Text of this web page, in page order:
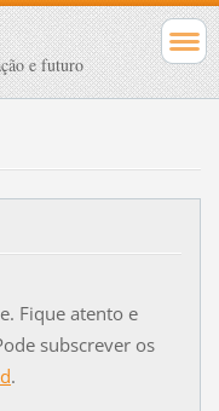
e futuro
Fique atento e
subscrever os
.